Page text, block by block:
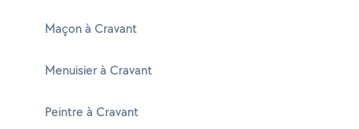
Maçon à Cravant
Menuisier à Cravant
Peintre à Cravant